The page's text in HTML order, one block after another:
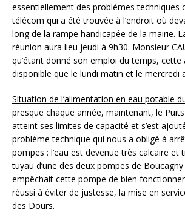
essentiellement des problèmes techniques
télécom qui a été trouvée à l’endroit où
long de la rampe handicapée de la mairie.
réunion aura lieu jeudi à 9h30. Monsieur
qu’étant donné son emploi du temps, cette
disponible que le lundi matin et le mercredi
Situation de l’alimentation en eau potable
presque chaque année, maintenant, le
atteint ses limites de capacité et s’est
problème technique qui nous a obligé à
pompes : l’eau est devenue très calcaire et
tuyau d’une des deux pompes de
empêchait cette pompe de bien
réussi à éviter de justesse, la mise en
des Dours.